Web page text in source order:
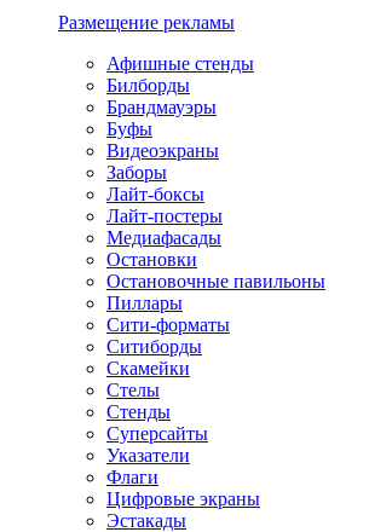
Размещение рекламы
Афишные стенды
Билборды
Брандмауэры
Буфы
Видеоэкраны
Заборы
Лайт-боксы
Лайт-постеры
Медиафасады
Остановки
Остановочные павильоны
Пиллары
Сити-форматы
Ситиборды
Скамейки
Стелы
Стенды
Суперсайты
Указатели
Флаги
Цифровые экраны
Эстакады